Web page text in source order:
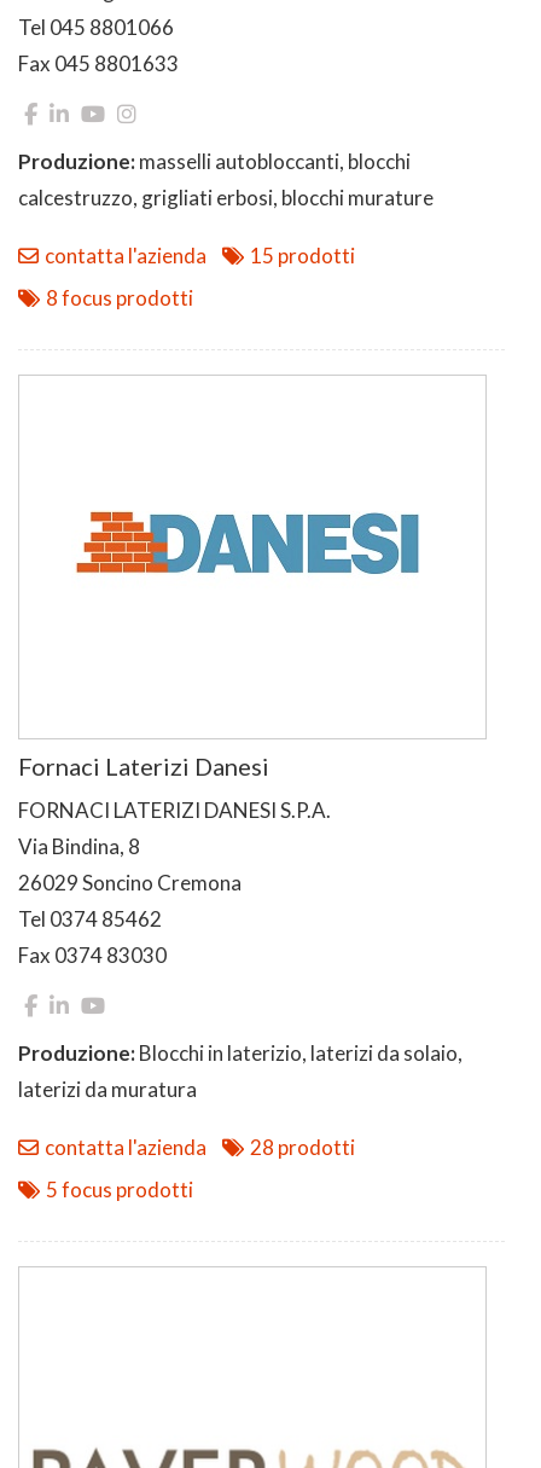
Tel 045 8801066
Fax 045 8801633
Produzione:masselli autobloccanti, blocchi
calcestruzzo, grigliati erbosi, blocchi murature
contatta l'azienda
15 prodotti
8 focus prodotti
Fornaci Laterizi Danesi
FORNACI LATERIZI DANESI S.P.A.
Via Bindina, 8
26029 Soncino Cremona
Tel 0374 85462
Fax 0374 83030
Produzione:Blocchi in laterizio, laterizi da solaio,
laterizi da muratura
contatta l'azienda
28 prodotti
5 focus prodotti